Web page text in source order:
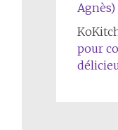
pour